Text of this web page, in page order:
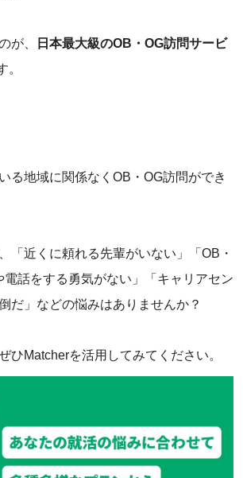
が、
日本最大級のOB・OG訪問サービ
。
る地域に関係なくOB・OG訪問ができ
「近くに頼れる先輩がいない」「OB・
電話をする勇気がない」「キャリアセン
だ」などの悩みはありませんか？
ひMatcherを活用してみてください。